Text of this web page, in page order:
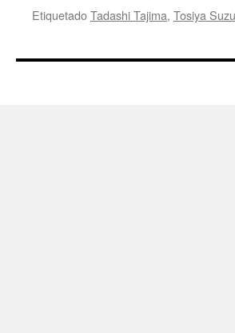
EtiquetadoTadashi Tajima, Tosiya